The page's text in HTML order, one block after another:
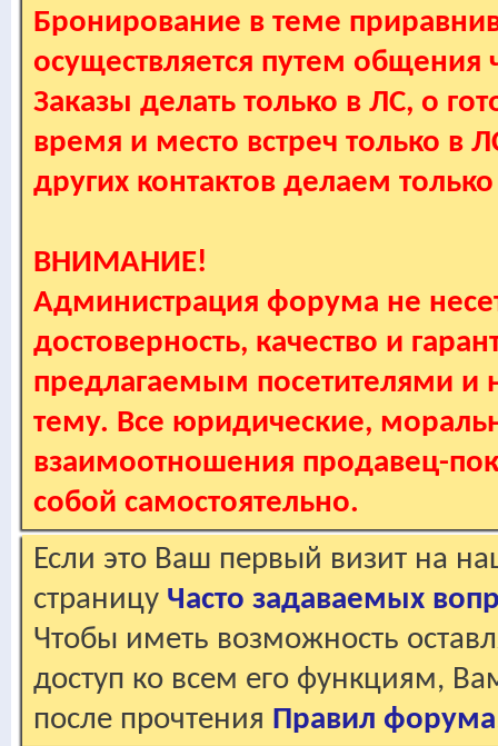
Бронирование в теме
осуществляется путем
Заказы делать только в ЛС, о
время и место встреч только в
других контактов делаем
ВНИМАНИЕ!
Администрация форума не
достоверность, качество и
предлагаемым посетителями и
тему. Все юридические,
взаимоотношения продавец-
собой самостоятельно.
Если это Ваш первый визит на
страницу Часто задаваемых
Чтобы иметь возможность
доступ ко всем его функциям,
после прочтения Правил форума